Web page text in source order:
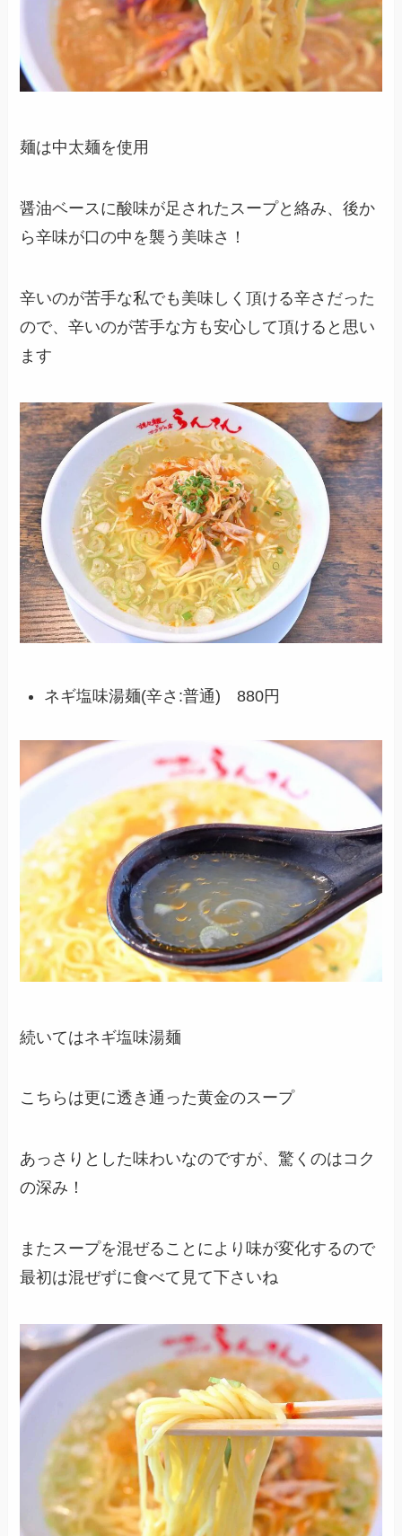
麺は中太麺を使用
醤油ベースに酸味が足されたスープと絡み、後か
ら辛味が口の中を襲う美味さ！
辛いのが苦手な私でも美味しく頂ける辛さだった
ので、辛いのが苦手な方も安心して頂けると思い
ます
ネギ塩味湯麺(辛さ:普通) 880円
続いてはネギ塩味湯麺
こちらは更に透き通った黄金のスープ
あっさりとした味わいなのですが、驚くのはコク
の深み！
またスープを混ぜることにより味が変化するので
最初は混ぜずに食べて見て下さいね